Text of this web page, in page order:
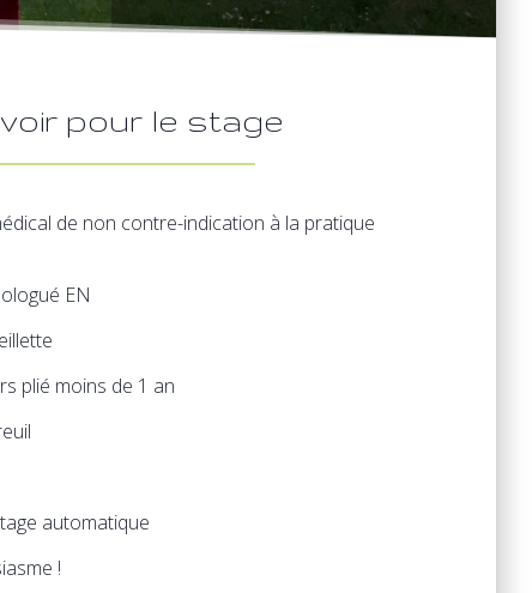
pour le stage
de non contre-indication à la pratique
EN
plié moins de 1 an
automatique
!